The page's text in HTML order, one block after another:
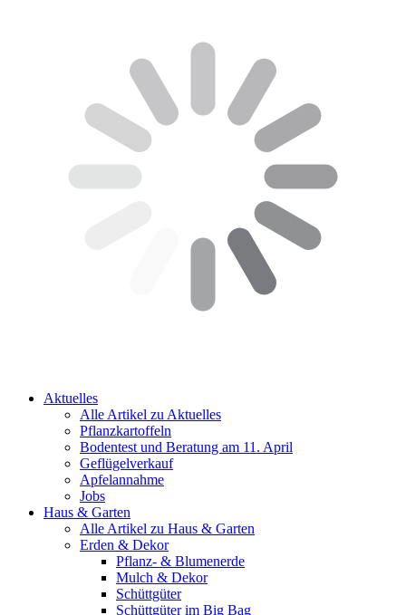
Aktuelles
Alle Artikel zu Aktuelles
Pflanzkartoffeln
Bodentest und Beratung am 11. April
Geflügelverkauf
Apfelannahme
Jobs
Haus & Garten
Alle Artikel zu Haus & Garten
Erden & Dekor
Pflanz- & Blumenerde
Mulch & Dekor
Schüttgüter
Schüttgüter im Big Bag